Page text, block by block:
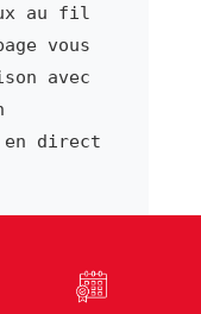
au fil
vous
avec
direct
Joueur suivant ➜